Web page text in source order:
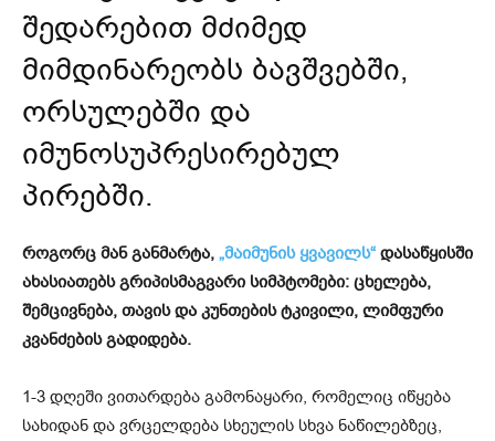
შედარებით მძიმედ
მიმდინარეობს ბავშვებში,
ორსულებში და
იმუნოსუპრესირებულ
პირებში.
როგორც მან განმარტა, „მაიმუნის ყვავილს“ დასაწყისში
ახასიათებს გრიპისმაგვარი სიმპტომები: ცხელება,
შემცივნება, თავის და კუნთების ტკივილი, ლიმფური
კვანძების გადიდება.
1-3 დღეში ვითარდება გამონაყარი, რომელიც იწყება
სახიდან და ვრცელდება სხეულის სხვა ნაწილებზეც,